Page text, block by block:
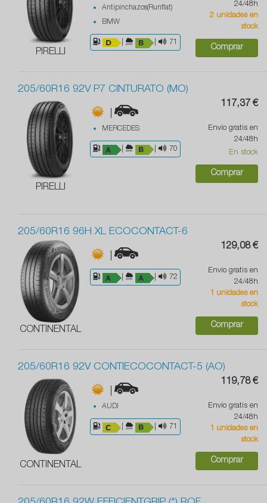
PIRELLI
Antipinchazos(Runflat)
BMW
71
24/48h
2 unidades en
stock
Comprar
205/60R16 92V P7 CINTURATO (MO)
PIRELLI
|
MERCEDES
70
117,37 €
Envío gratis en
24/48h
En stock
Comprar
205/60R16 96H XL ECOCONTACT-6
CONTINENTAL
|
72
129,08 €
Envío gratis en
24/48h
1 unidades en
stock
Comprar
205/60R16 92V CONTIECOCONTACT-5 (AO)
CONTINENTAL
|
AUDI
71
119,78 €
Envío gratis en
24/48h
1 unidades en
stock
Comprar